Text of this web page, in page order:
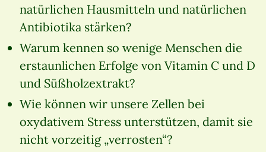
natürlichen Hausmitteln und natürlichen
Antibiotika stärken?
Warum kennen so wenige Menschen die
erstaunlichen Erfolge von Vitamin C und D
und Süßholzextrakt?
Wie können wir unsere Zellen bei
oxydativem Stress unterstützen, damit sie
nicht vorzeitig „verrosten“?